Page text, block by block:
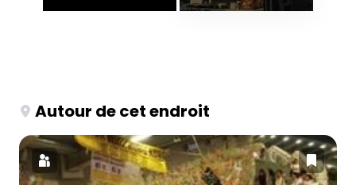
Autour de cet endroit